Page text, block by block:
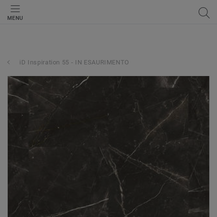
MENU
iD Inspiration 55 - IN ESAURIMENTO